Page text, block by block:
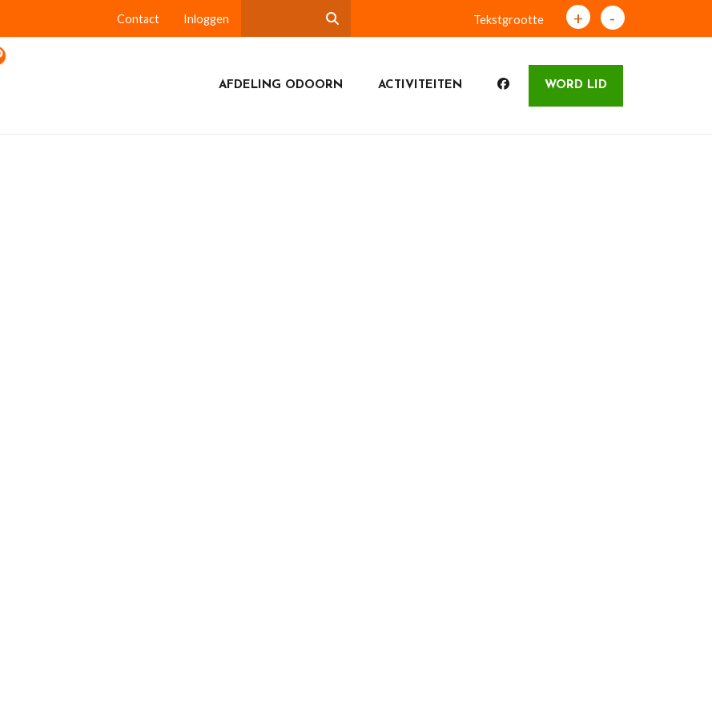
Contact Inloggen Tekstgrootte + -
AFDELING ODOORN ACTIVITEITEN WORD LID